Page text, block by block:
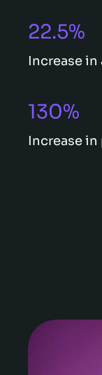
22.5%
Increase
130%
Increase in